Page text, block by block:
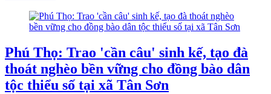
Phú Thọ: Trao 'cần câu' sinh kế, tạo đà
thoát nghèo bền vững cho đồng bào dân
tộc thiểu số tại xã Tân Sơn